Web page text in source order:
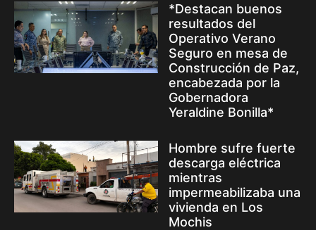
*Destacan buenos
resultados del
Operativo Verano
Seguro en mesa de
Construcción de Paz,
encabezada por la
Gobernadora
Yeraldine Bonilla*
Hombre sufre fuerte
descarga eléctrica
mientras
impermeabilizaba una
vivienda en Los
Mochis